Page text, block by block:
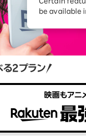
be available
2プラン